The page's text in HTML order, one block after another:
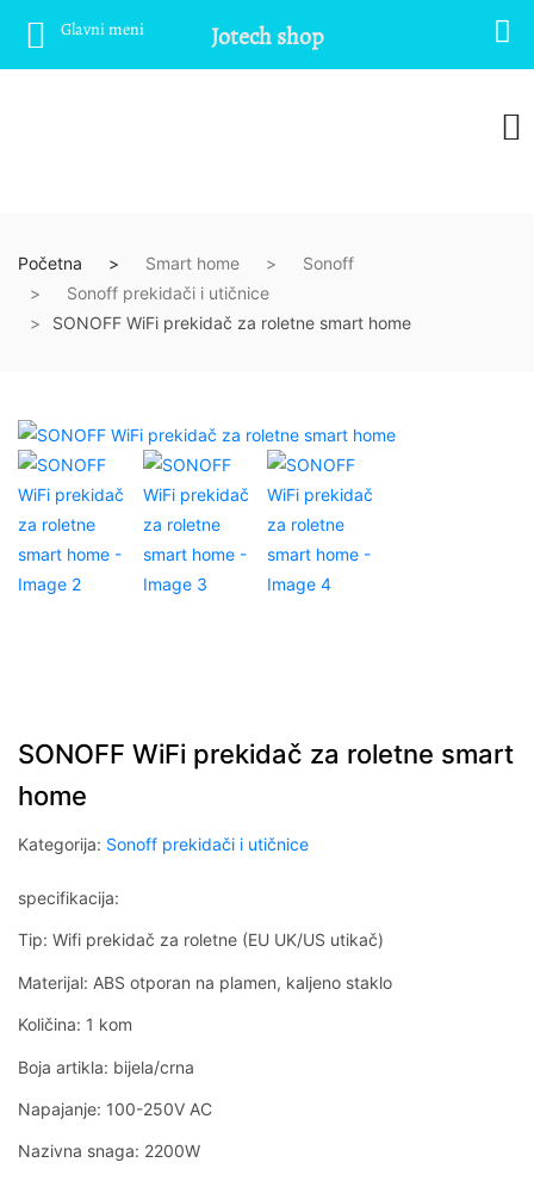
Početna Smart home
Sonoff
Sonoff prekidači i utičnice
SONOFF WiFi prekidač za roletne smart home
SONOFF WiFi prekidač za roletne smart
home
Kategorija: Sonoff prekidači i utičnice
specifikacija:
Tip: Wifi prekidač za roletne (EU UK/US utikač)
Materijal: ABS otporan na plamen, kaljeno staklo
Količina: 1 kom
Boja artikla: bijela/crna
Napajanje: 100-250V AC
Nazivna snaga: 2200W
Glavni meni Jotech shop